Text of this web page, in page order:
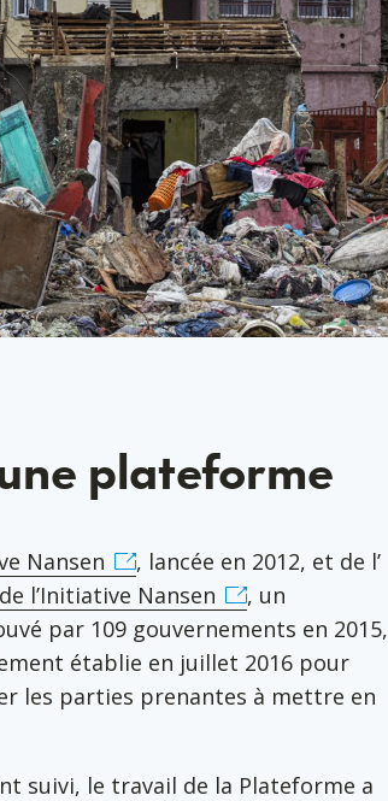
plateforme
Nansen
, lancée en 2012, et de l’
l’Initiative Nansen
, un
par 109 gouvernements en 2015,
établie en juillet 2016 pour
les parties prenantes à mettre en
suivi, le travail de la Plateforme a